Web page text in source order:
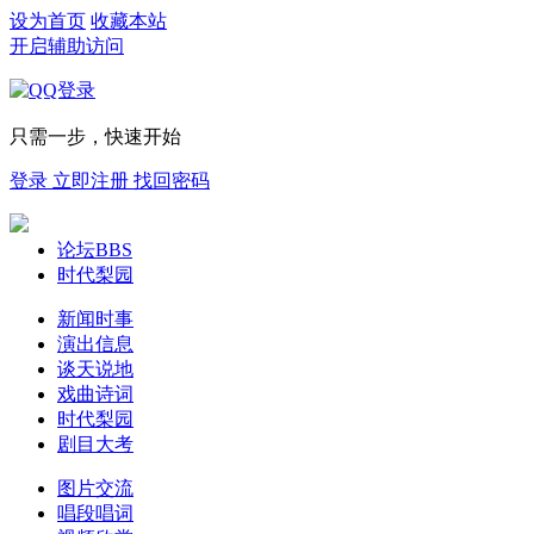
设为首页 收藏本站
开启辅助访问
只需一步，快速开始
登录 立即注册 找回密码
论坛BBS
时代梨园
新闻时事
演出信息
谈天说地
戏曲诗词
时代梨园
剧目大考
图片交流
唱段唱词